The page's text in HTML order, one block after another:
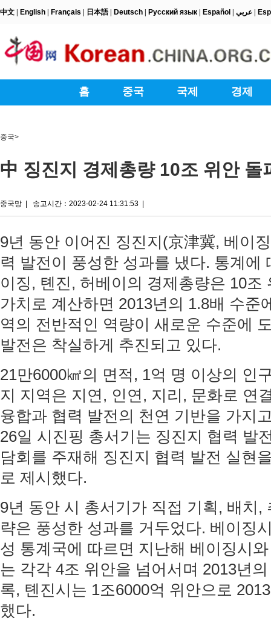
중국>
中 징진지 경제총량 10조 위안 돌
중국망 송고시간：2023-02-24 11:31:53
9년 동안 이어진 징진지(京津冀, 베이
력 발전이 풍성한 성과를 냈다. 통계에
이징, 톈진, 허베이의 경제총량은 10조
가치로 계산하면 2013년의 1.8배 수준
역의 전반적인 역량이 새로운 수준에
발전은 착실하게 추진되고 있다.
21만6000㎢의 면적, 1억 명 이상의 인
지 지역은 지연, 인연, 지리, 문화로 연
융합과 협력 발전의 천연 기반을 가지
26일 시진핑 총서기는 징진지 협력 발
담회를 주재해 징진지 협력 발전 실현
로 제시했다.
9년 동안 시 총서기가 직접 기획, 배치,
략은 풍성한 성과를 거두었다. 베이징
성 통계국에 따르면 지난해 베이징시
는 각각 4조 위안을 넘어서며 2013년
록, 톈진시는 1조6000억 위안으로
했다.